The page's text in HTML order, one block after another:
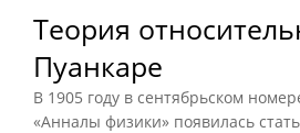
Теория
Пуанкаре
В 1905 году в сентябрьском
«Анналы физики» появилась